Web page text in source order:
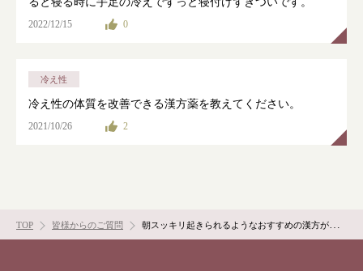
お知らせ
漢方を知る
2022/12/15 0
冷え性
冷え性の体質を改善できる漢方薬を教えてください。
2021/10/26 2
TOP 皆様からのご質問 朝スッキリ起きられるようなおすすめの漢方があれば教えてください。